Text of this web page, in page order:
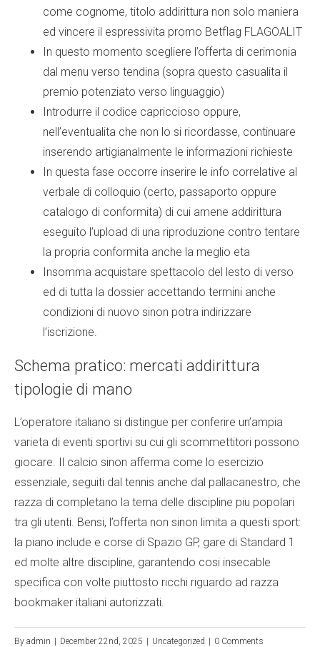
come cognome, titolo addirittura non solo maniera
ed vincere il espressivita promo Betflag FLAGOALIT
In questo momento scegliere l’offerta di cerimonia
dal menu verso tendina (sopra questo casualita il
premio potenziato verso linguaggio)
Introdurre il codice capriccioso oppure,
nell’eventualita che non lo si ricordasse, continuare
inserendo artigianalmente le informazioni richieste
In questa fase occorre inserire le info correlative al
verbale di colloquio (certo, passaporto oppure
catalogo di conformita) di cui amene addirittura
eseguito l’upload di una riproduzione contro tentare
la propria conformita anche la meglio eta
Insomma acquistare spettacolo del lesto di verso
ed di tutta la dossier accettando termini anche
condizioni di nuovo sinon potra indirizzare
l’iscrizione.
Schema pratico: mercati addirittura
tipologie di mano
L’operatore italiano si distingue per conferire un’ampia
varieta di eventi sportivi su cui gli scommettitori possono
giocare. Il calcio sinon afferma come lo esercizio
essenziale, seguiti dal tennis anche dal pallacanestro, che
razza di completano la terna delle discipline piu popolari
tra gli utenti. Bensi, l’offerta non sinon limita a questi sport:
la piano include e corse di Spazio GP, gare di Standard 1
ed molte altre discipline, garantendo cosi insecable
specifica con volte piuttosto ricchi riguardo ad razza
bookmaker italiani autorizzati.
By admin | December 22nd, 2025 | Uncategorized | 0 Comments